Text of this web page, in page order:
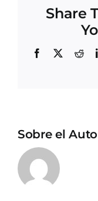
Share
Facebook
X
Sobre el